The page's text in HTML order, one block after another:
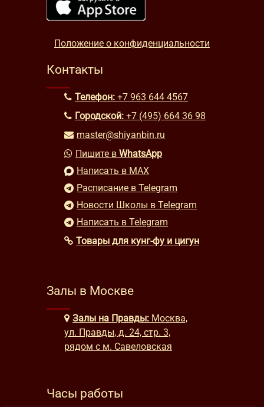
Положение о конфиденциальности
Контакты
Телефон: +7 963 644 4567
Городской: +7 (495) 664 36 98
master@shiyanbin.ru
Пишите в WhatsApp
Написать в MAX
Расписание в Telegram
Новости Школы в Telegram
Написать в Telegram
Товары для кунг-фу и цигун
Залы в Москве
Залы на Правды: Москва,
ул. Правды, д. 24, стр. 3,
рядом с м. Савеловская
Часы работы